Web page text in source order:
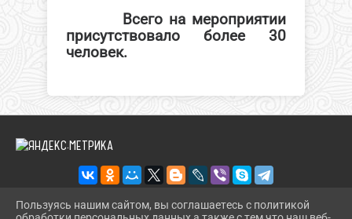
Всего на мероприятии
присутствовало более 30
человек.
Пользуясь нашим сайтом, вы соглашаетесь с политикой